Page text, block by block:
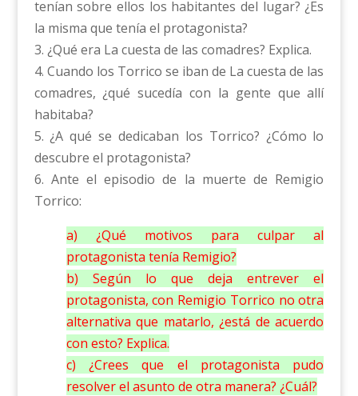
tenían sobre ellos los habitantes del lugar? ¿Es
la misma que tenía el protagonista?
3. ¿Qué era La cuesta de las comadres? Explica.
4. Cuando los Torrico se iban de La cuesta de las
comadres, ¿qué sucedía con la gente que allí
habitaba?
5. ¿A qué se dedicaban los Torrico? ¿Cómo lo
descubre el protagonista?
6. Ante el episodio de la muerte de Remigio
Torrico:
a) ¿Qué motivos para culpar al
protagonista tenía Remigio?
b) Según lo que deja entrever el
protagonista, con Remigio Torrico no otra
alternativa que matarlo, ¿está de acuerdo
con esto? Explica.
c) ¿Crees que el protagonista pudo
resolver el asunto de otra manera? ¿Cuál?